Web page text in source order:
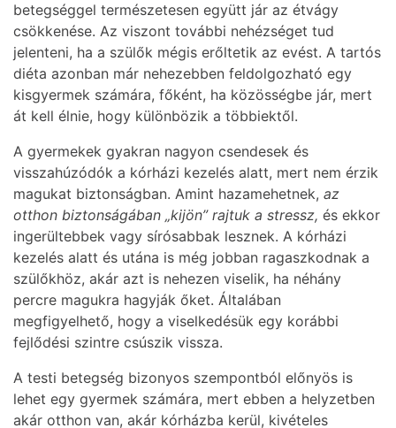
betegséggel természetesen együtt jár az étvágy
csökkenése. Az viszont további nehézséget tud
jelenteni, ha a szülők mégis erőltetik az evést. A tartós
diéta azonban már nehezebben feldolgozható egy
kisgyermek számára, főként, ha közösségbe jár, mert
át kell élnie, hogy különbözik a többiektől.
A gyermekek gyakran nagyon csendesek és
visszahúzódók a kórházi kezelés alatt, mert nem érzik
magukat biztonságban. Amint hazamehetnek, az
otthon biztonságában „kijön” rajtuk a stressz, és ekkor
ingerültebbek vagy sírósabbak lesznek. A kórházi
kezelés alatt és utána is még jobban ragaszkodnak a
szülőkhöz, akár azt is nehezen viselik, ha néhány
percre magukra hagyják őket. Általában
megfigyelhető, hogy a viselkedésük egy korábbi
fejlődési szintre csúszik vissza.
A testi betegség bizonyos szempontból előnyös is
lehet egy gyermek számára, mert ebben a helyzetben
akár otthon van, akár kórházba kerül, kivételes